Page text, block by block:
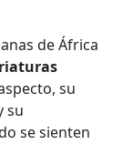
de África
su
su
se sienten